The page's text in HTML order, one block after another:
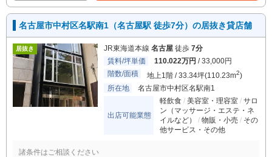
名古屋市中村区名駅南1（名古屋駅 徒歩7分）の居抜き貸店舗
居抜き JR東海道本線 名古屋 徒歩 7分
賃料/坪単価
110.022万円 / 33,000円
階数/面積
地上1階 / 33.34坪(110.23m2)
所在地
名古屋市中村区名駅南1
出店可能業態
軽飲食 美容室・理容室
サロ
ン（マッサージ・エステ・ネ
イルなど）
物販・小売
その
他サービス・その他
諸条件はご相談ください